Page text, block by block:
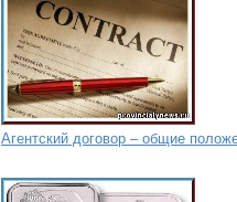
Агентский договор – общие